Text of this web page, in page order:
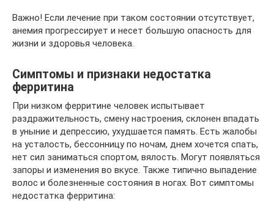
Важно! Если лечение при таком состоянии отсутствует,
анемия прогрессирует и несет большую опасность для
жизни и здоровья человека.
Симптомы и признаки недостатка
ферритина
При низком ферритине человек испытывает
раздражительность, смену настроения, склонен впадать
в уныние и депрессию, ухудшается память. Есть жалобы
на усталость, бессонницу по ночам, днем хочется спать,
нет сил заниматься спортом, вялость. Могут появляться
запоры и изменения во вкусе. Также типично выпадение
волос и болезненные состояния в ногах. Вот симптомы
недостатка ферритина: